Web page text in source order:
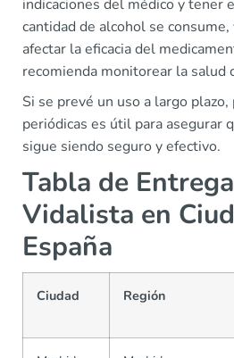
indicaciones del médico y tener
cantidad de alcohol se
afectar la eficacia del
recomienda monitorear la salud
Si se prevé un uso a largo
periódicas es útil para asegurar
sigue siendo seguro y efectivo.
Tabla de
Vidalista en
España
Ciudad Región